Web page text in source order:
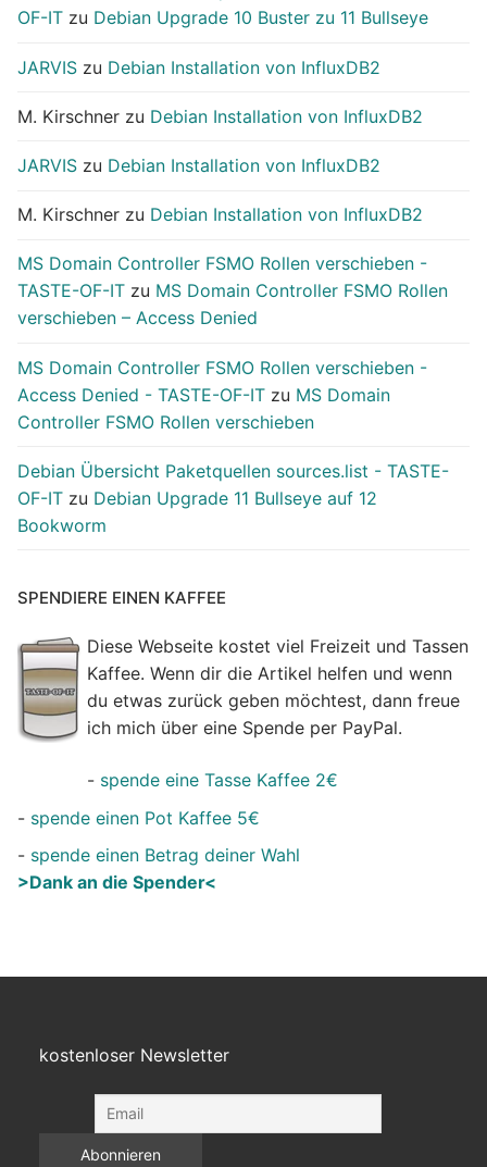
OF-IT zu Debian Upgrade 10 Buster zu 11 Bullseye
JARVIS zu Debian Installation von InfluxDB2
M. Kirschner zu Debian Installation von InfluxDB2
JARVIS zu Debian Installation von InfluxDB2
M. Kirschner zu Debian Installation von InfluxDB2
MS Domain Controller FSMO Rollen verschieben -
TASTE-OF-IT zu MS Domain Controller FSMO Rollen
verschieben – Access Denied
MS Domain Controller FSMO Rollen verschieben -
Access Denied - TASTE-OF-IT zu MS Domain
Controller FSMO Rollen verschieben
Debian Übersicht Paketquellen sources.list - TASTE-
OF-IT zu Debian Upgrade 11 Bullseye auf 12
Bookworm
SPENDIERE EINEN KAFFEE
Diese Webseite kostet viel Freizeit und Tassen
Kaffee. Wenn dir die Artikel helfen und wenn
du etwas zurück geben möchtest, dann freue
ich mich über eine Spende per PayPal.
- spende eine Tasse Kaffee 2€
- spende einen Pot Kaffee 5€
- spende einen Betrag deiner Wahl
>Dank an die Spender<
kostenloser Newsletter